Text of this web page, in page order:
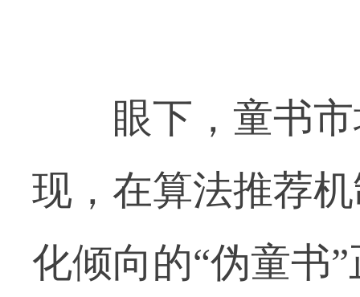
眼下，童书市
现，在算法推荐
化倾向的“伪童书